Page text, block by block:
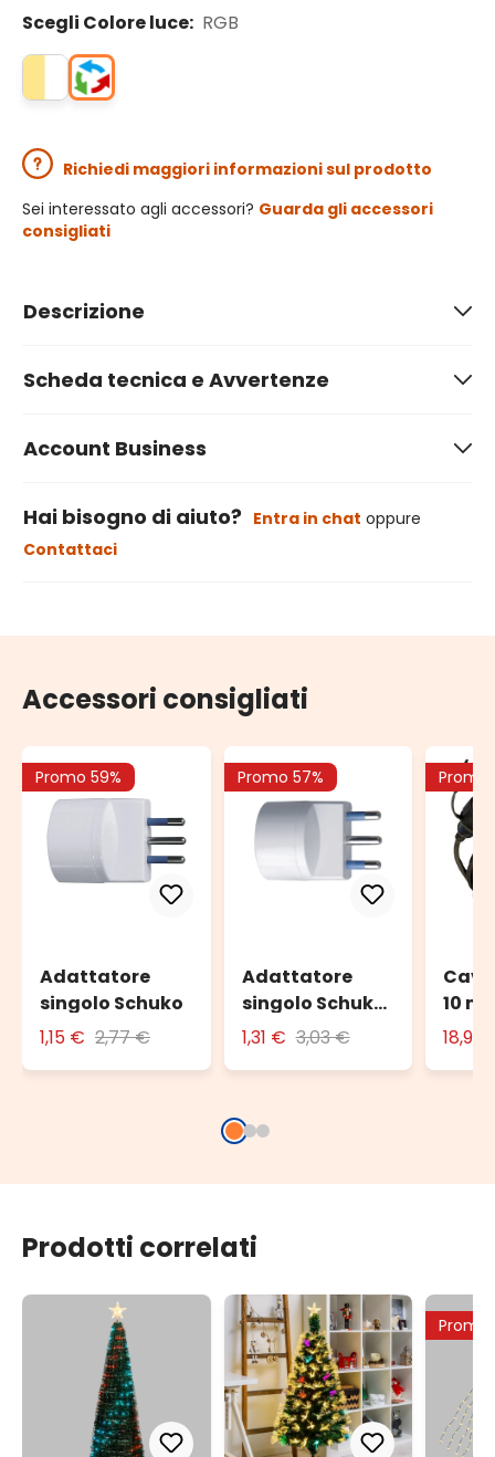
Scegli Colore luce: RGB
Richiedi maggiori informazioni sul prodotto
Sei interessato agli accessori? Guarda gli accessori
consigliati
Descrizione
Scheda tecnica e Avvertenze
Account Business
Hai bisogno di aiuto? Entra in chat oppure
Contattaci
Accessori consigliati
Promo 59%
Adattatore
singolo Schuko
1,15 € 2,77 €
Promo 57%
Adattatore
singolo Schuko
con spina 16A
1,31 € 3,03 €
Promo
10 m
Prodotti correlati
Promo